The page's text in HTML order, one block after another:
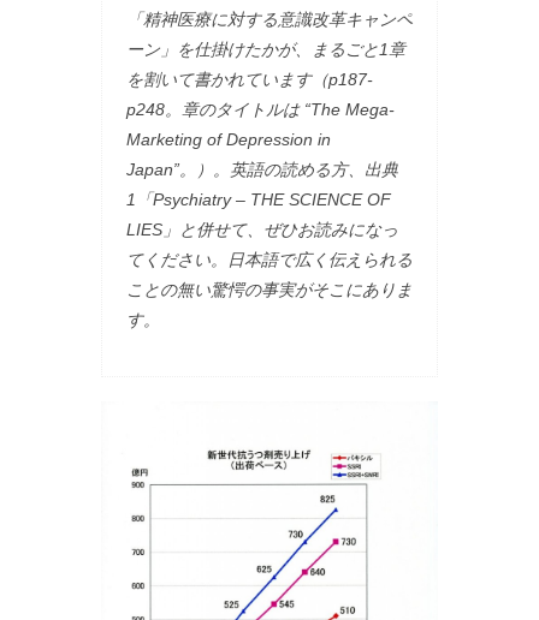
「精神医療に対する意識改革キャンペ
ーン」を仕掛けたかが、まるごと1章
を割いて書かれています（p187-
p248。章のタイトルは “The Mega-
Marketing of Depression in
Japan”。）。英語の読める方、出典
1「Psychiatry – THE SCIENCE OF
LIES」と併せて、ぜひお読みになっ
てください。日本語で広く伝えられる
ことの無い驚愕の事実がそこにありま
す。